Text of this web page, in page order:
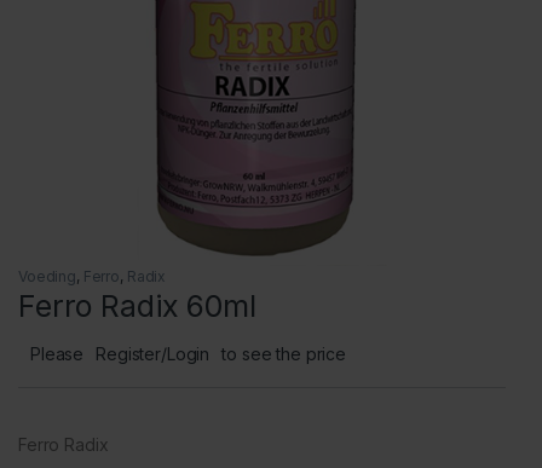
Voeding, Ferro, Radix
Ferro Radix 60ml
Please Register/Login to see the price
Ferro Radix